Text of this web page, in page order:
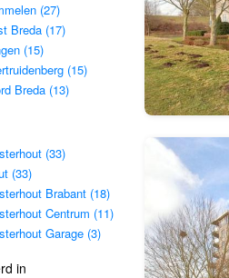
(27)
Breda (17)
(15)
(15)
Breda (13)
(33)
(33)
Brabant (18)
Centrum (11)
Garage (3)
in